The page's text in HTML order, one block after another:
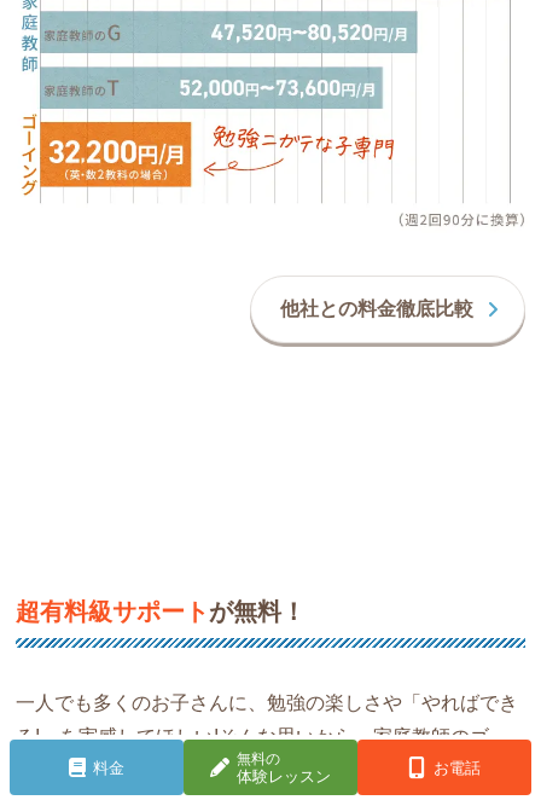
他社との料金徹底比較
超有料級サポート が無料！
一人でも多くのお子さんに、勉強の楽しさや「やればでき
る!」を実感してほしい!そんな思いから、家庭教師のゴー
イングでは、指導報告書や学習計画、受験サポートはもち
料金 無料の
体験レッスン お電話